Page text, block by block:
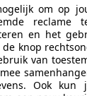
Audi Q5
Quattro S
om op
reclame
en het
knop
van
Ook